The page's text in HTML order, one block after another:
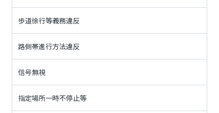
歩道徐行等義務違反
路側帯進行方法違反
信号無視
指定場所一時不停止等